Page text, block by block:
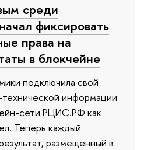
среди
фиксировать
права на
в блокчейне
подключила свой
информации
сети РЦИС.РФ как
Теперь каждый
размещенный в